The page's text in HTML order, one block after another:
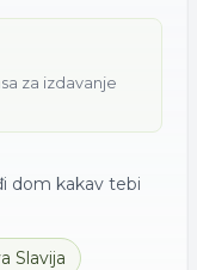
za izdavanje
dom kakav tebi
Slavija